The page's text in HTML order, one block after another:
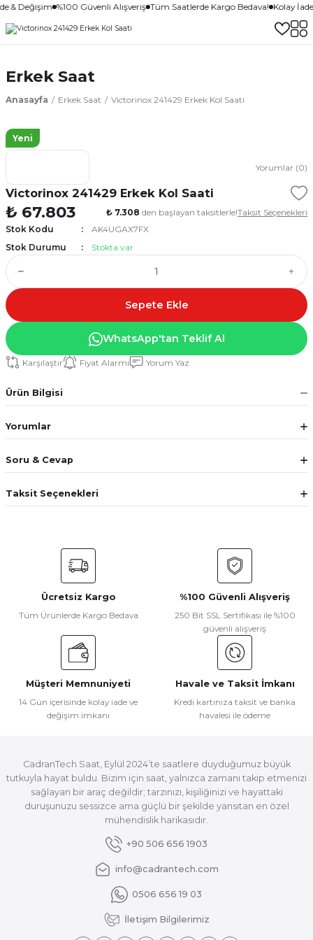
& Değişim %100 Güvenli Alışveriş Tüm Saatlerde Kargo Bedava! Kolay
Erkek Saat
Anasayfa Erkek Saat Victorinox 241429 Erkek Kol Saati
Yeni
Yorumlar (0)
Victorinox 241429 Erkek Kol Saati
₺ 67.803 ₺ 7.308 den başlayan taksitlerle!Taksit Seçenekleri
Stok Kodu
AK4UGAX7FX
Stok Durumu
Stokta var
Sepete Ekle
WhatsApp'tan Teklif Al
Karşılaştır Fiyat Alarmı Yorum Yaz
Ürün Bilgisi
Yorumlar
Soru & Cevap
Taksit Seçenekleri
Ücretsiz Kargo
Tüm Ürünlerde Kargo Bedava
%100 Güvenli Alışveriş
250 Bit SSL Sertifikası ile %100
güvenli alışveriş
Müşteri Memnuniyeti
14 Gün içerisinde kolay iade ve
değişim imkanı
Havale ve Taksit İmkanı
Kredi kartınıza taksit ve banka
havalesi ile ödeme
CadranTech Saat, Eylül 2024’te saatlere duyduğumuz büyük
tutkuyla hayat buldu. Bizim için saat, yalnızca zamanı takip etmenizi
sağlayan bir araç değildir; tarzınızı, kişiliğinizi ve hayattaki
duruşunuzu sessizce ama güçlü bir şekilde yansıtan en özel
mühendislik harikasıdır.
+90 506 656 1903
info@cadrantech.com
0506 656 19 03
İletişim Bilgilerimiz